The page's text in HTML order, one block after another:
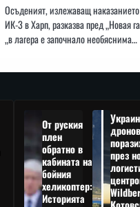
Осъденият, излежаващ
ИК-3 в Харп, разказва пред „Новая
„в лагера е започнало необяснима…
От руския
плен
обратно в
кабината на
бойния
хеликоптер:
Историята
през